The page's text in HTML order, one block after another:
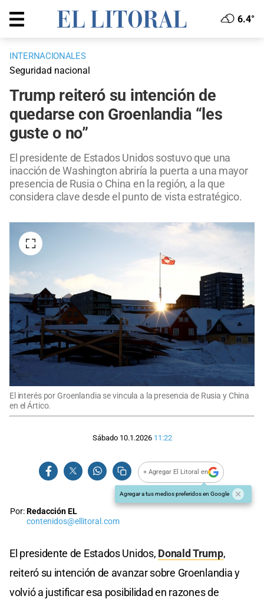
6.4°
INTERNACIONALES
Seguridad nacional
Trump reiteró su intención de
quedarse con Groenlandia “les
guste o no”
El presidente de Estados Unidos sostuvo que una
inacción de Washington abriría la puerta a una mayor
presencia de Rusia o China en la región, a la que
considera clave desde el punto de vista estratégico.
El interés por Groenlandia se vincula a la presencia de Rusia y China
en el Ártico.
Sábado 10.1.2026 11:22
+ Agregar El Litoral en
Agregar a tus medios preferidos en Google
Por:Redacción EL
contenidos@ellitoral.com
El presidente de Estados Unidos, Donald Trump,
reiteró su intención de avanzar sobre Groenlandia y
volvió a justificar esa posibilidad en razones de